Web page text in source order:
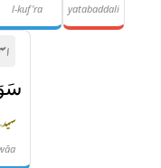
yatabaddali
l-kuf'ra